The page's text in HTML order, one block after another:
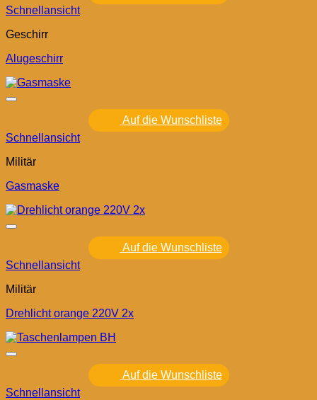
Schnellansicht
Geschirr
Alugeschirr
Auf die Wunschliste
Schnellansicht
Militär
Gasmaske
Auf die Wunschliste
Schnellansicht
Militär
Drehlicht orange 220V 2x
Auf die Wunschliste
Schnellansicht